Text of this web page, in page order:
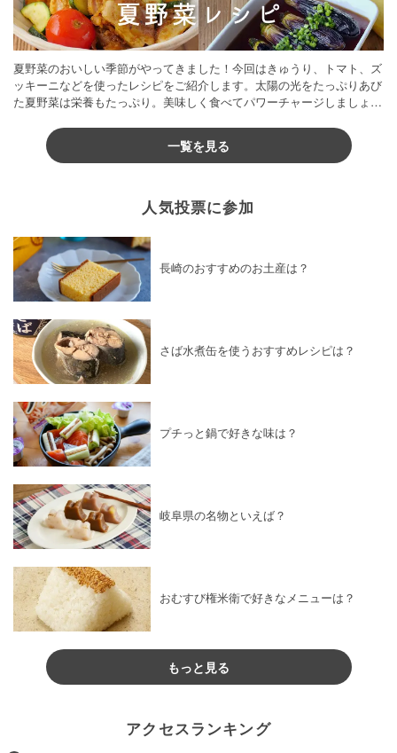
夏野菜のおいしい季節がやってきました！今回はきゅうり、トマト、ズ
ッキーニなどを使ったレシピをご紹介します。太陽の光をたっぷりあび
た夏野菜は栄養もたっぷり。美味しく食べてパワーチャージしましょう
一覧を見る
人気投票に参加
長崎のおすすめのお土産は？
さば水煮缶を使うおすすめレシピは？
プチっと鍋で好きな味は？
岐阜県の名物といえば？
おむすび権米衛で好きなメニューは？
もっと見る
アクセスランキング